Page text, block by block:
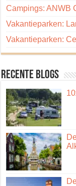
Campings: ANWB
Vakantieparken:
Vakantieparken:
Recente blogs